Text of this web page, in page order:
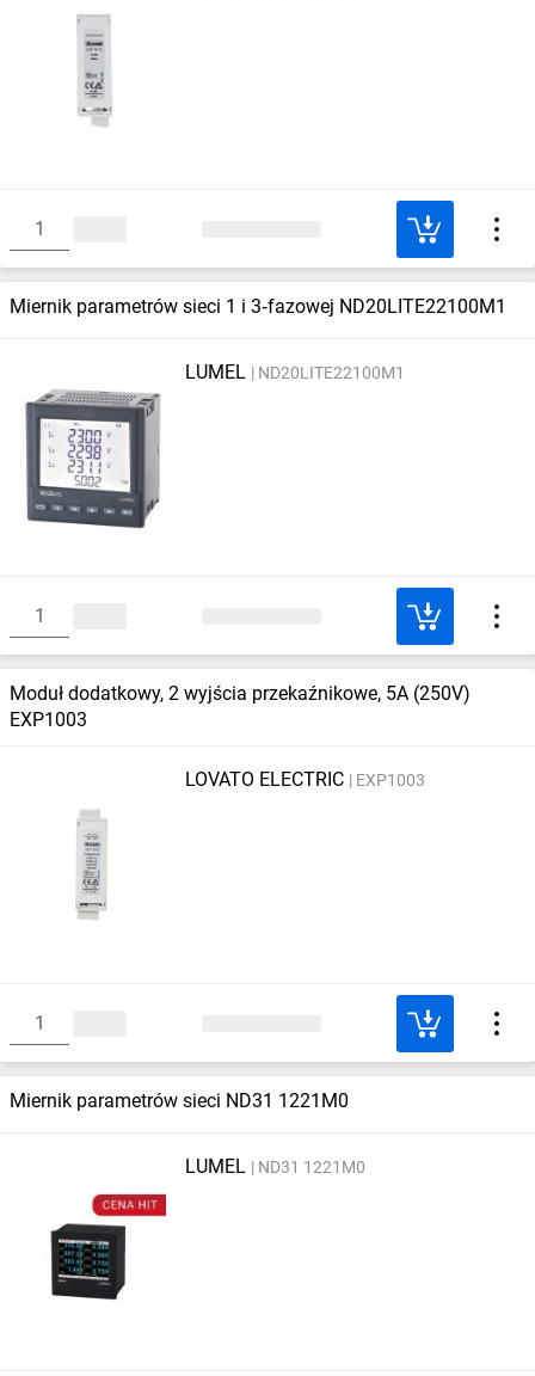
Miernik parametrów sieci 1 i 3‑fazowej ND20LITE22100M1
LUMEL ND20LITE22100M1
Moduł dodatkowy, 2 wyjścia przekaźnikowe, 5A (250V)
EXP1003
LOVATO ELECTRIC EXP1003
Miernik parametrów sieci ND31 1221M0
LUMEL ND31 1221M0